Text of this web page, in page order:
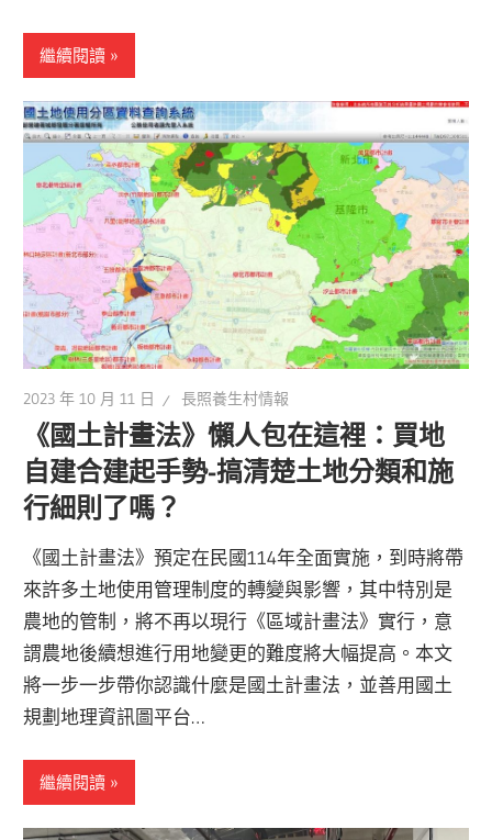
繼續閱讀
2023 年 10 月 11 日 長照養生村情報
《國土計畫法》懶人包在這裡：買地
自建合建起手勢-搞清楚土地分類和施
行細則了嗎？
《國土計畫法》預定在民國114年全面實施，到時將帶
來許多土地使用管理制度的轉變與影響，其中特別是
農地的管制，將不再以現行《區域計畫法》實行，意
謂農地後續想進行用地變更的難度將大幅提高。本文
將一步一步帶你認識什麼是國土計畫法，並善用國土
規劃地理資訊圖平台…
繼續閱讀